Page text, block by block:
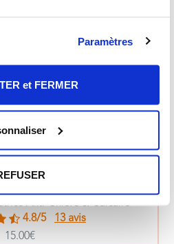
Paramètres
et FERMER
Anti-Chlore & Calcaire
4.8/5
13 avis
15.00€